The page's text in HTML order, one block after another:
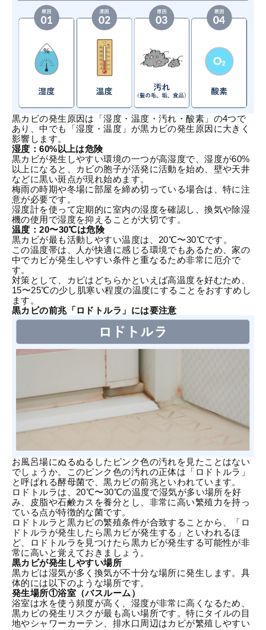
黒カビの発生原因は「湿度・温度・汚れ・酸素」の4つで
あり、中でも「湿度・温度」が黒カビの発生原因に大きく
影響します。
湿度：60%以上は危険
黒カビが発生しやすい環境の一つが高湿度で、湿度が60%
以上になると、カビの胞子が活発に活動を始め、壁や天井
などに黒い斑点が現れ始めます。
梅雨の時期や冬場に部屋を締め切っている場合は、特に注
意が必要です。
湿度計を使って定期的に室内の湿度を確認し、換気や除湿
機の使用で湿度を抑えることが大切です。
温度：20〜30℃は危険
黒カビが最も活動しやすい温度は、20℃〜30℃です。
この温度帯は、人が快適に感じる環境でもあるため、家の
中でカビが発生しやすい条件と重なるため非常に厄介で
す。
対策として、カビはどちらかといえば高温度を好むため、
15〜25℃の少し肌寒い程度の温度にすることをおすすめし
ます。
黒カビの前兆「ロドトルラ」には要注意
お風呂場にぬるぬるしたピンク色の汚れを見たことはない
でしょうか。このピンク色の汚れの正体は「ロドトルラ」
と呼ばれる酵母菌で、黒カビの前兆といわれています。
ロドトルラは、20℃〜30℃の温度で湿気が多い場所を好
み、皮脂や石鹸カスを養分とし、非常に高い繁殖力を持っ
ている点が特徴的な菌です。
ロドトルラと黒カビの繁殖条件が合致することから、「ロ
ドトルラが発生したら黒カビが発生する」といわれるほ
ど、ロドトルラを見つけたら黒カビが発生する可能性が非
常に高いと覚えておきましょう。
黒カビが発生しやすい場所
黒カビは湿気が多く換気が不十分な場所に発生します。具
体的には以下のような場所です。
発生場所①浴室（バスルーム）
浴室は水を使う頻度が高く、湿度が非常に高くなるため、
黒カビの発生リスクが最も高い場所です。特にタイルの目
地やシャワーカーテン、排水口周辺はカビが繁殖しやすい